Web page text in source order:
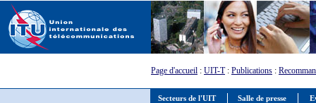
Secteurs de l'UIT Salle de presse
Page d'accueil : UIT-T: Publications :